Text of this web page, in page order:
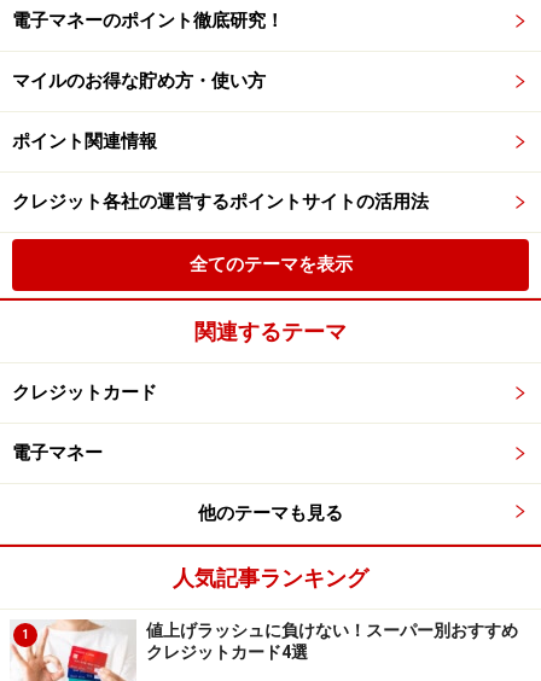
電子マネーのポイント徹底研究！
マイルのお得な貯め方・使い方
ポイント関連情報
クレジット各社の運営するポイントサイトの活用法
全てのテーマを表示
関連するテーマ
クレジットカード
電子マネー
他のテーマも見る
人気記事ランキング
1
値上げラッシュに負けない！スーパー別おすすめ
クレジットカード4選